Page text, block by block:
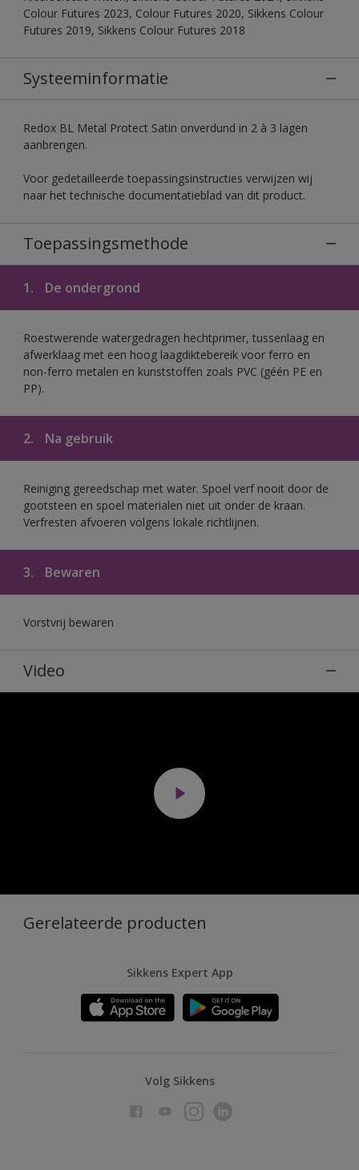
Colour Futures 2023, Colour Futures 2020, Sikkens Colour
Futures 2019, Sikkens Colour Futures 2018
Systeeminformatie
Redox BL Metal Protect Satin onverdund in 2 à 3 lagen
aanbrengen.
Voor gedetailleerde toepassingsinstructies verwijzen wij
naar het technische documentatieblad van dit product.
Toepassingsmethode
1. De ondergrond
Roestwerende watergedragen hechtprimer, tussenlaag en
afwerklaag met een hoog laagdiktebereik voor ferro en
non-ferro metalen en kunststoffen zoals PVC (géén PE en
PP).
2. Na gebruik
Reiniging gereedschap met water. Spoel verf nooit door de
gootsteen en spoel materialen niet uit onder de kraan.
Verfresten afvoeren volgens lokale richtlijnen.
3. Bewaren
Vorstvrij bewaren
Video
Gerelateerde producten
Sikkens Expert App
Volg Sikkens